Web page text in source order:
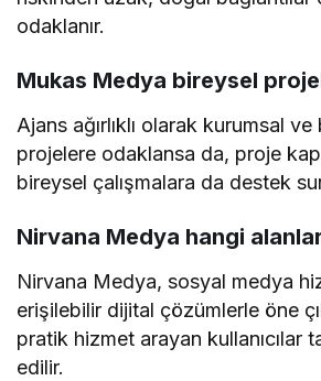
odaklanır.
Mukas Medya bireysel
Ajans ağırlıklı olarak kurumsal
projelere odaklansa da, proje
bireysel çalışmalara da destek
Nirvana Medya hangi
Nirvana Medya, sosyal medya
erişilebilir dijital çözümlerle öne
pratik hizmet arayan kullanıcılar
edilir.